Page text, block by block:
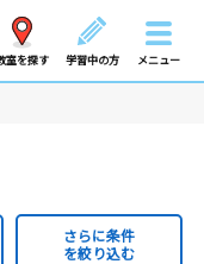
室を探す 学習中の方 メニュー
さらに条件
を絞り込む